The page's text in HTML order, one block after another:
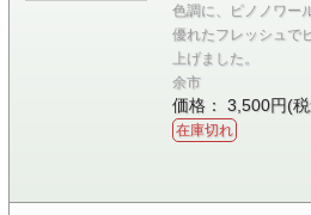
色調に、ピノノワー
優れたフレッシュで
上げました。
余市
価格： 3,500円(
在庫切れ